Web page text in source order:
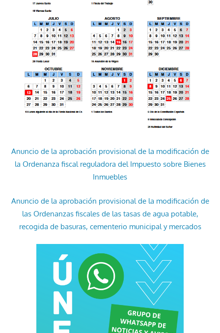
Anuncio de la aprobación provisional de la modificación de
la Ordenanza fiscal reguladora del Impuesto sobre Bienes
Inmuebles
Anuncio de la aprobación provisional de la modificación de
las Ordenanzas fiscales de las tasas de agua potable,
recogida de basuras, cementerio municipal y mercados